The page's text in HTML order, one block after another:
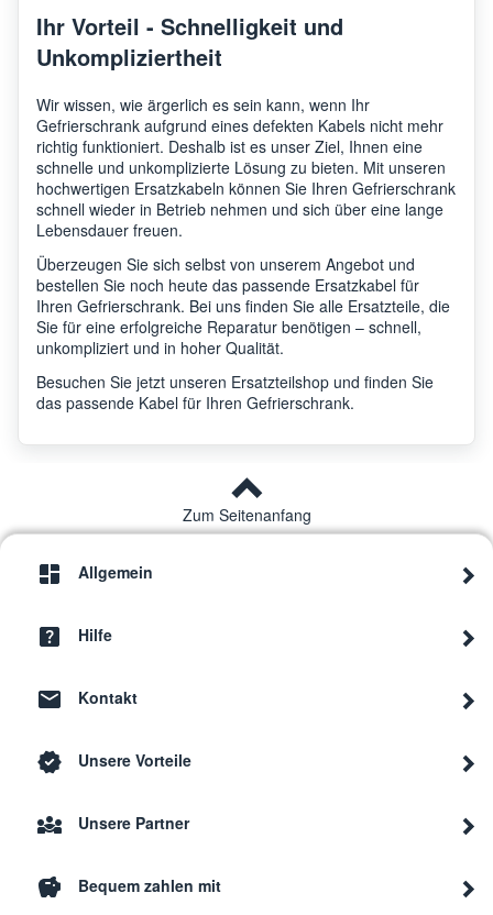
Ihr Vorteil - Schnelligkeit und
Unkompliziertheit
Wir wissen, wie ärgerlich es sein kann, wenn Ihr
Gefrierschrank aufgrund eines defekten Kabels nicht mehr
richtig funktioniert. Deshalb ist es unser Ziel, Ihnen eine
schnelle und unkomplizierte Lösung zu bieten. Mit unseren
hochwertigen Ersatzkabeln können Sie Ihren Gefrierschrank
schnell wieder in Betrieb nehmen und sich über eine lange
Lebensdauer freuen.
Überzeugen Sie sich selbst von unserem Angebot und
bestellen Sie noch heute das passende Ersatzkabel für
Ihren Gefrierschrank. Bei uns finden Sie alle Ersatzteile, die
Sie für eine erfolgreiche Reparatur benötigen – schnell,
unkompliziert und in hoher Qualität.
Besuchen Sie jetzt unseren Ersatzteilshop und finden Sie
das passende Kabel für Ihren Gefrierschrank.
Zum Seitenanfang
Allgemein
Hilfe
Kontakt
Unsere Vorteile
Unsere Partner
Bequem zahlen mit